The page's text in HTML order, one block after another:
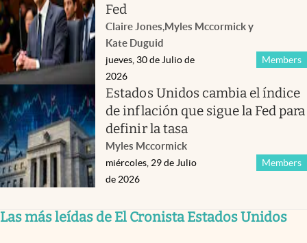
Fed
Claire Jones,Myles Mccormicky
Kate Duguid
Members
jueves, 30 de Julio de
2026
Estados Unidos cambia el índice
de inflación que sigue la Fed para
definir la tasa
Myles Mccormick
Members
miércoles, 29 de Julio
de 2026
Las más leídas de El Cronista Estados Unidos